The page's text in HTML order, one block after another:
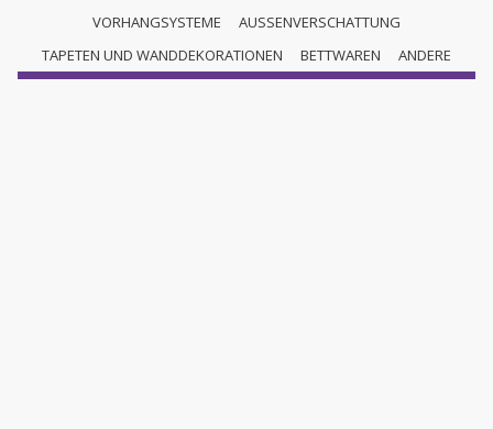
VORHANGSYSTEME
AUSSENVERSCHATTUNG
TAPETEN UND WANDDEKORATIONEN
BETTWAREN ANDERE
SICHTSCHUTZSYSTEME